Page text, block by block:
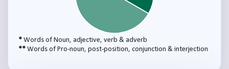
* Words of Noun, adjective, verb & adverb
** Words of Pro-noun, post-position, conjunction & interjection